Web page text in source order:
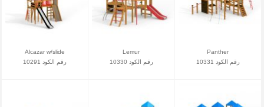
Alcazar w/slide
رقم الكود 10291
Lemur
رقم الكود 10330
Panther
رقم الكود 10331